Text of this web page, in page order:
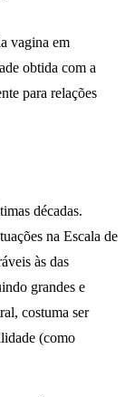
vagina em
obtida com a
para relações
décadas.
na Escala de
às das
grandes e
costuma ser
(como